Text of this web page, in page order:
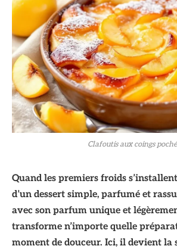
Clafoutis aux coings
Quand les premiers froids
d’un dessert simple, parfumé et
avec son parfum unique et
transforme n’importe quelle
moment de douceur. Ici, il devient la